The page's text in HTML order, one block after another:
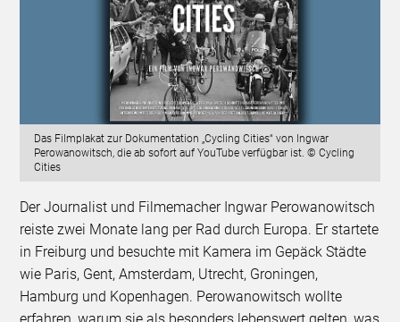
Das Filmplakat zur Dokumentation „Cycling Cities“ von Ingwar
Perowanowitsch, die ab sofort auf YouTube verfügbar ist. © Cycling
Cities
Der Journalist und Filmemacher Ingwar Perowanowitsch
reiste zwei Monate lang per Rad durch Europa. Er startete
in Freiburg und besuchte mit Kamera im Gepäck Städte
wie Paris, Gent, Amsterdam, Utrecht, Groningen,
Hamburg und Kopenhagen. Perowanowitsch wollte
erfahren, warum sie als besonders lebenswert gelten, was